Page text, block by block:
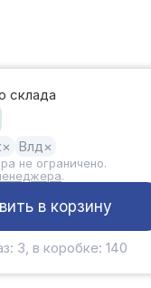
склада
× Влд ×
не ограничено.
.
в корзину
3, в коробке: 140